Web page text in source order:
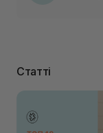
Статті